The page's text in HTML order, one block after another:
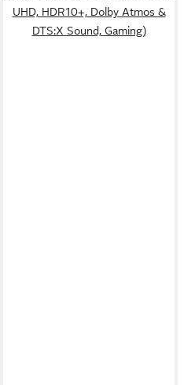
UHD, HDR10+, Dolby Atmos &
DTS:X Sound, Gaming)